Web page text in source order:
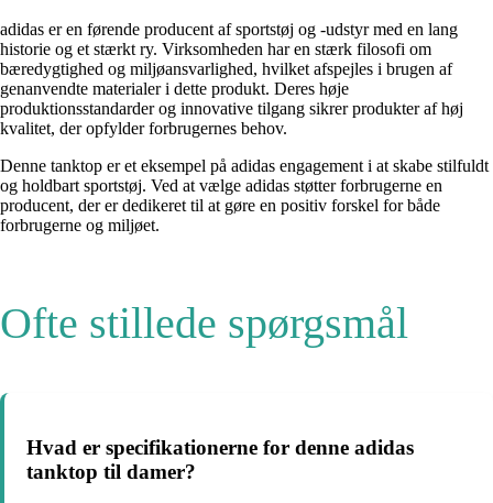
adidas er en førende producent af sportstøj og -udstyr med en lang
historie og et stærkt ry. Virksomheden har en stærk filosofi om
bæredygtighed og miljøansvarlighed, hvilket afspejles i brugen af
genanvendte materialer i dette produkt. Deres høje
produktionsstandarder og innovative tilgang sikrer produkter af høj
kvalitet, der opfylder forbrugernes behov.
Denne tanktop er et eksempel på adidas engagement i at skabe stilfuldt
og holdbart sportstøj. Ved at vælge adidas støtter forbrugerne en
producent, der er dedikeret til at gøre en positiv forskel for både
forbrugerne og miljøet.
Ofte stillede spørgsmål
Hvad er specifikationerne for denne adidas
tanktop til damer?